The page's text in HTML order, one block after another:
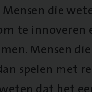
Mensen die
te innoveren
Mensen
spelen met
dat het